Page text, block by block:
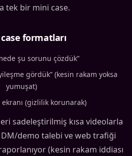
tek bir mini case.
formatları
şu sorunu çözdük”
gördük” (kesin rakam yoksa
yumuşat)
ekranı (gizlilik korunarak)
sadeleştirilmiş kısa videolarla
demo talebi ve web trafiği
(kesin rakam iddiası